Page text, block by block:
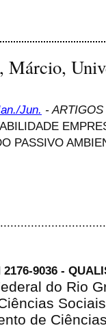
Márcio,
Jun. - ARTIGOS
PASSIVO
2176-9036 -
do Rio
de